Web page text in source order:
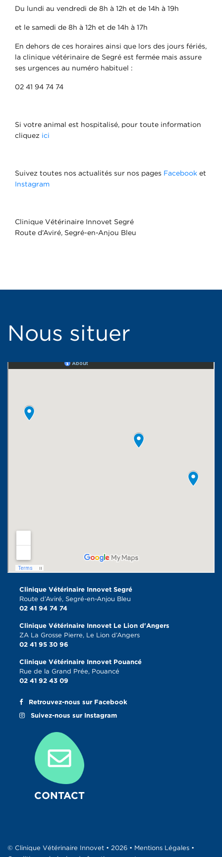
Du lundi au vendredi de 8h à 12h et de 14h à 19h
et le samedi de 8h à 12h et de 14h à 17h
En dehors de ces horaires ainsi que lors des jours fériés,
la clinique vétérinaire de Segré est fermée mais assure
ses urgences au numéro habituel :
02 41 94 74 74
Si votre animal est hospitalisé, pour toute information
cliquez ici
Suivez toutes nos actualités sur nos pages Facebook et
Instagram
Clinique Vétérinaire Innovet Segré
Route d’Aviré, Segré-en-Anjou Bleu
Nous situer
Clinique Vétérinaire Innovet Segré
Route d’Aviré, Segré-en-Anjou Bleu
02 41 94 74 74
Clinique Vétérinaire Innovet Le Lion d'Angers
ZA La Grosse Pierre, Le Lion d’Angers
02 41 95 30 96
Clinique Vétérinaire Innovet Pouancé
Rue de la Grand Prée, Pouancé
02 41 92 43 09
Retrouvez-nous sur Facebook
Suivez-nous sur Instagram
CONTACT
© Clinique Vétérinaire Innovet • 2026 • Mentions Légales •